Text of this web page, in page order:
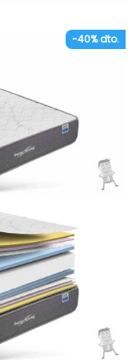
del
HR de alta
confort y
Adaptative Dry-
en ambos lados.
los
funda. Previene
y bacterias.
la aparición de
adaptan de
mantener
-40% dto.